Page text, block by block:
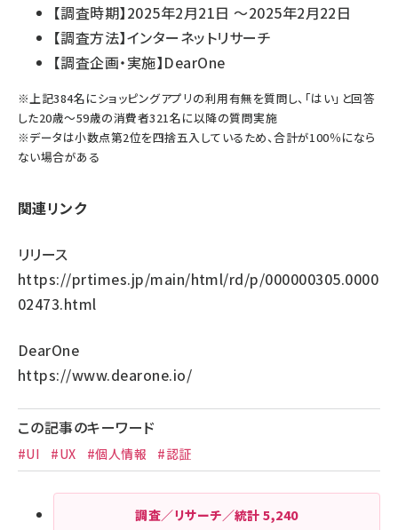
【調査時期】2025年2月21日 〜2025年2月22日
【調査方法】インターネットリサーチ
【調査企画・実施】DearOne
※上記384名にショッピングアプリの利用有無を質問し、「はい」と回答
した20歳〜59歳の消費者321名に以降の質問実施
※データは小数点第2位を四捨五入しているため、合計が100％になら
ない場合がある
関連リンク
リリース
https://prtimes.jp/main/html/rd/p/000000305.0000
02473.html
DearOne
https://www.dearone.io/
この記事のキーワード
#UI #UX #個人情報 #認証
調査／リサーチ／統計5,240